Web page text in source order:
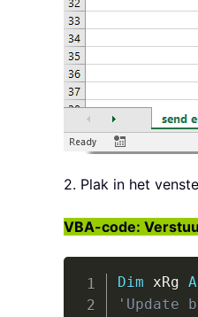
2. Plak in het
VBA-code:
Dim xRg
'Update